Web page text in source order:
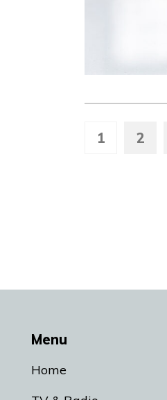
1 2
Menu
Home